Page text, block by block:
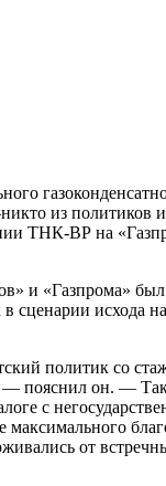
из политиков
ТНК-ВР на
и «Газпрома» был
в сценарии
политик со
— пояснил он. —
с
от